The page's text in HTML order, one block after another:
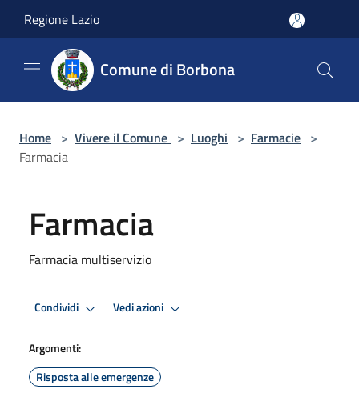
Regione Lazio
Comune di Borbona
Home > Vivere il Comune > Luoghi > Farmacie >
Farmacia
Farmacia
Farmacia multiservizio
Condividi Vedi azioni
Argomenti:
Risposta alle emergenze